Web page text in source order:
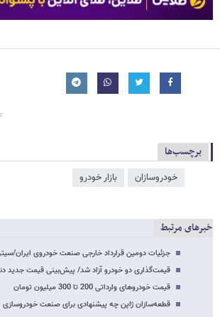
برچسب‌ها
خودروسازان بازار خودرو
خبرهای مرتبط
جزئیات دومین قرارداد خارجی صنعت خودروی ایران/
قیمت‌گذاری دو خودرو آزاد شد/ پیش‌بینی قیمت جدید
قیمت خودروهای وارداتی 200 تا 300 میلیون تومان
قطعه‌سازان ژاپن چه پیشنهادی برای صنعت خودروسازی